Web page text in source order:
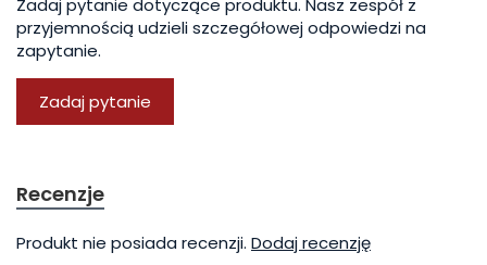
Zadaj pytanie dotyczące produktu. Nasz zespół z
przyjemnością udzieli szczegółowej odpowiedzi na
zapytanie.
Zadaj pytanie
Recenzje
Produkt nie posiada recenzji. Dodaj recenzję